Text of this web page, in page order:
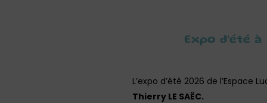
Expo d’été
L’expo d’été 2026 de
Thierry LE SAËC.